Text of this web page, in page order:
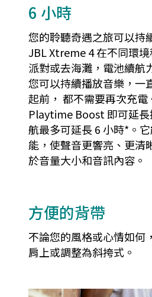
6 小時
您的聆聽奇遇之旅可以持
JBL Xtreme 4 在不同環
派對或去海灘，電池續航
您可以持續播放音樂，一
起前， 都不需要再次充電
Playtime Boost 即可延
航最多可延長 6 小時*。
能，使聲音更響亮、更清
於音量大小和音訊內容。
方便的背帶
不論您的風格或心情如何
肩上或調整為斜挎式。